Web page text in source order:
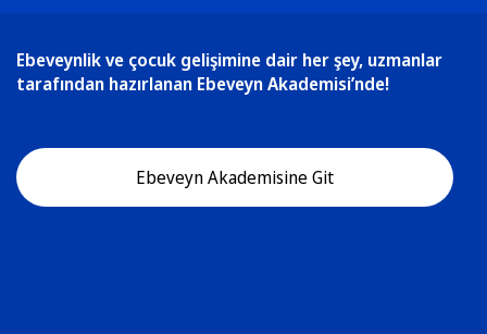
Ebeveynlik ve çocuk gelişimine dair her şey, uzmanlar
tarafından hazırlanan Ebeveyn Akademisi’nde!
Ebeveyn Akademisine Git